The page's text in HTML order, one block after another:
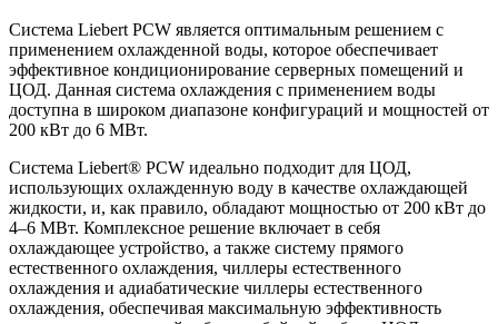
Система Liebert PCW является оптимальным решением с
применением охлажденной воды, которое обеспечивает
эффективное кондиционирование серверных помещений и
ЦОД. Данная система охлаждения с применением воды
доступна в широком диапазоне конфигураций и мощностей от
200 кВт до 6 МВт.
Система Liebert® PCW идеально подходит для ЦОД,
использующих охлажденную воду в качестве охлаждающей
жидкости, и, как правило, обладают мощностью от 200 кВт до
4–6 МВт. Комплексное решение включает в себя
охлаждающее устройство, а также систему прямого
естественного охлаждения, чиллеры естественного
охлаждения и адиабатические чиллеры естественного
охлаждения, обеспечивая максимальную эффективность